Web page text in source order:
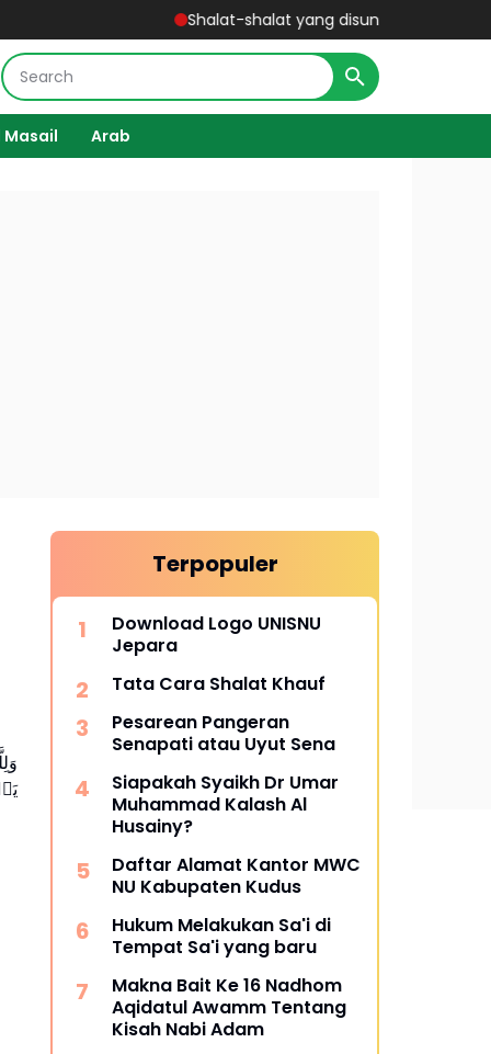
Shalat-shalat yang disunnahkan - Kitab Matan
Masail Arab
Terpopuler
Download Logo UNISNU
Jepara
Tata Cara Shalat Khauf
Pesarean Pangeran
Senapati atau Uyut Sena
Siapakah Syaikh Dr Umar
Muhammad Kalash Al
Husainy?
Daftar Alamat Kantor MWC
NU Kabupaten Kudus
Hukum Melakukan Sa'i di
Tempat Sa'i yang baru
Makna Bait Ke 16 Nadhom
Aqidatul Awamm Tentang
Kisah Nabi Adam